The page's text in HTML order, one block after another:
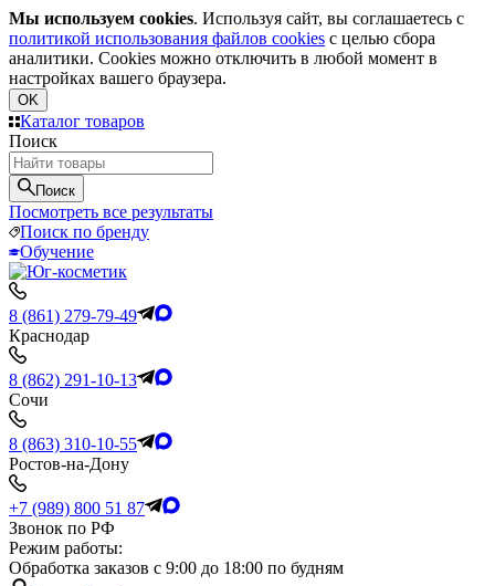
Мы используем cookies. Используя сайт, вы соглашаетесь с
политикой использования файлов cookies с целью сбора
аналитики. Cookies можно отключить в любой момент в
настройках вашего браузера.
OK
Каталог товаров
Поиск
Поиск
Посмотреть все результаты
Поиск по бренду
Обучение
8 (861) 279-79-49
Краснодар
8 (862) 291-10-13
Сочи
8 (863) 310-10-55
Ростов-на-Дону
+7 (989) 800 51 87
Звонок по РФ
Режим работы:
Обработка заказов с 9:00 до 18:00 по будням